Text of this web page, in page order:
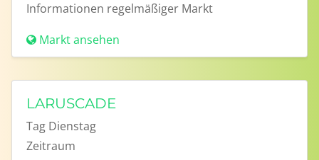
Informationen regelmäßiger Markt
Markt ansehen
LARUSCADE
Tag Dienstag
Zeitraum